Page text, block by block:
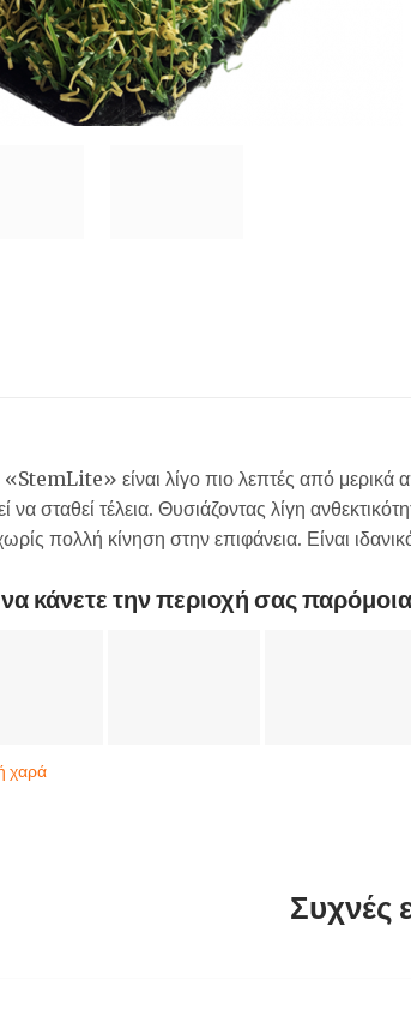
«StemLite» είναι λίγο πιο λεπτές από
σταθεί τέλεια. Θυσιάζοντας λίγη
πολλή κίνηση στην επιφάνεια. Είναι
κάνετε την περιοχή σας
χαρά
Συχνές